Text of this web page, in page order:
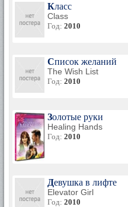
Класс
Class
Год: 2010
Список желаний
The Wish List
Год: 2010
Золотые руки
Healing Hands
Год: 2010
Девушка в лифте
Elevator Girl
Год: 2010